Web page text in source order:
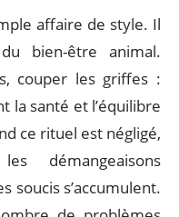
affaire de style. Il
bien-être animal.
couper les griffes :
la santé et l’équilibre
ce rituel est négligé,
démangeaisons
soucis s’accumulent.